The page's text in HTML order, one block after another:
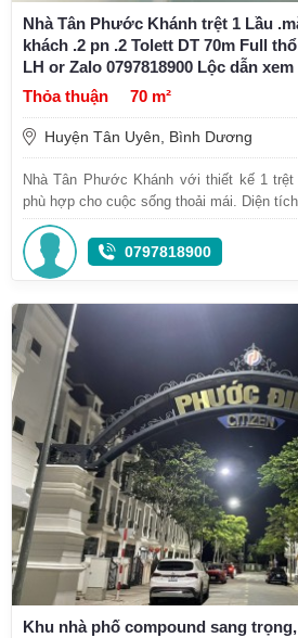
Nhà Tân Phước Khánh trệt 1 Lầu
khách .2 pn .2 Tolett DT 70m Full
LH or Zalo 0797818900 Lộc dẫn
Thỏa thuận
70 m²
Huyện Tân Uyên, Bình Dương
Nhà Tân Phước Khánh với thiết kế 1
phù hợp cho cuộc sống thoải mái. Diện
0797818900
Khu nhà phố compound sang